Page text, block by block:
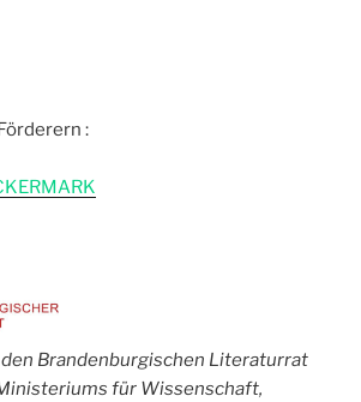
:
Brandenburgischen Literaturrat
für Wissenschaft,